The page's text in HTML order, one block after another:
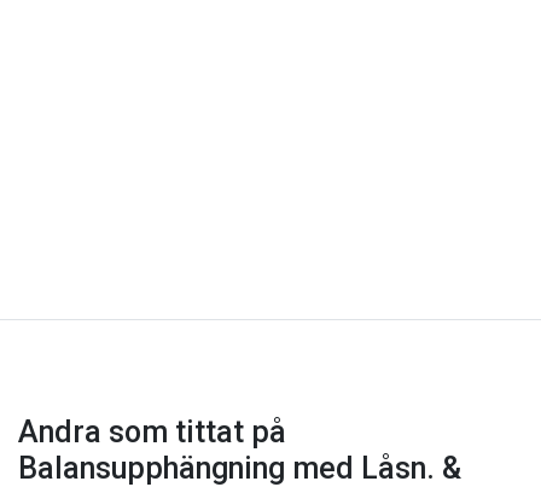
Andra som tittat på
Balansupphängning med Låsn. &